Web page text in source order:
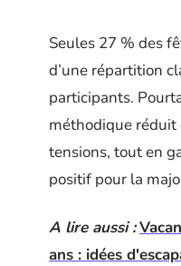
Seules 27 % des
d’une répartition
participants.
méthodique réduit
tensions, tout en
positif pour la
A lire aussi :
ans : idées